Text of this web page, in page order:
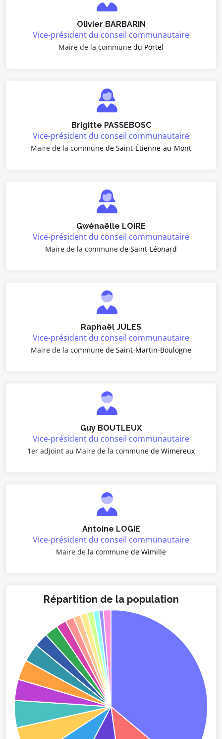
Olivier BARBARIN
Vice-président du conseil communautaire
Maire de la commune du Portel
Brigitte PASSEBOSC
Vice-président du conseil communautaire
Maire de la commune de Saint-Étienne-au-Mont
Gwénaëlle LOIRE
Vice-président du conseil communautaire
Maire de la commune de Saint-Léonard
Raphaël JULES
Vice-président du conseil communautaire
Maire de la commune de Saint-Martin-Boulogne
Guy BOUTLEUX
Vice-président du conseil communautaire
1er adjoint au Maire de la commune de Wimereux
Antoine LOGIE
Vice-président du conseil communautaire
Maire de la commune de Wimille
Répartition de la population